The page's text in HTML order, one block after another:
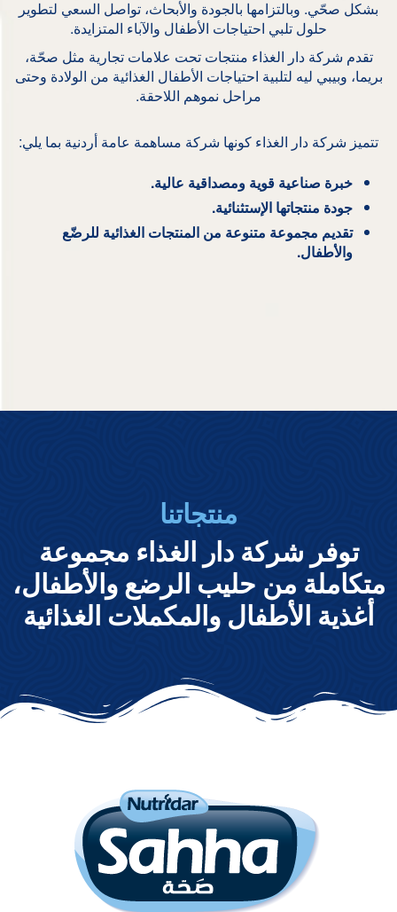
بشكل صحّي. وبالتزامها بالجودة والأبحاث، تواصل السعي لتطوير
حلول تلبي احتياجات الأطفال والآباء المتزايدة.
تقدم شركة دار الغذاء منتجات تحت علامات تجارية مثل صحّة،
بريما، وبيبي ليه لتلبية احتياجات الأطفال الغذائية من الولادة وحتى
مراحل نموهم اللاحقة.
تتميز شركة دار الغذاء كونها شركة مساهمة عامة أردنية بما يلي:
خبرة صناعية قوية ومصداقية عالية.
جودة منتجاتها الإستثنائية.
تقديم مجموعة متنوعة من المنتجات الغذائية للرضّع
والأطفال.
منتجاتنا
توفر شركة دار الغذاء مجموعة
متكاملة من حليب الرضع والأطفال،
أغذية الأطفال والمكملات الغذائية